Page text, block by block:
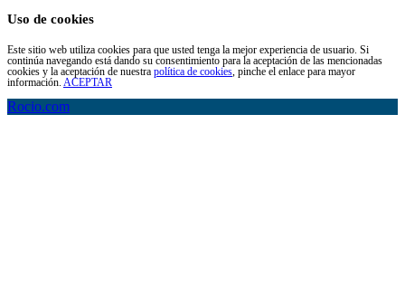
Uso de cookies
Este sitio web utiliza cookies para que usted tenga la mejor experiencia de usuario. Si
continúa navegando está dando su consentimiento para la aceptación de las mencionadas
cookies y la aceptación de nuestra política de cookies , pinche el enlace para mayor
información. ACEPTAR
Rocio.com